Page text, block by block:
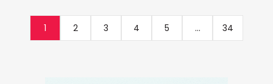
1 2 3 4 5 ... 34